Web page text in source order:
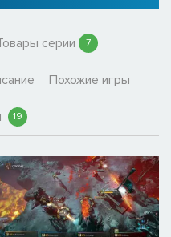
серии 7
Похожие игры
19